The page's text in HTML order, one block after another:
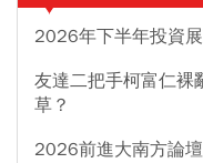
2026年下半年投資
友達二把手柯富仁裸
草？
2026前進大南方論壇